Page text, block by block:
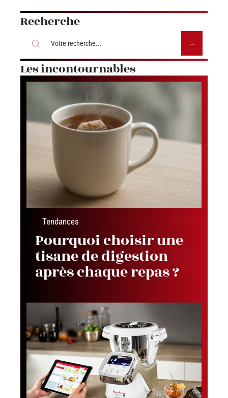
Recherche
Les incontournables
Tendances
Pourquoi choisir une
tisane de digestion
après chaque repas ?